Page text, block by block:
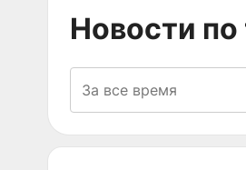
Новости